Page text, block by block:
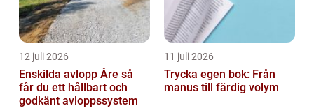
12 juli 2026
Enskilda avlopp Åre så
får du ett hållbart och
godkänt avloppssystem
11 juli 2026
Trycka egen bok: Från
manus till färdig volym